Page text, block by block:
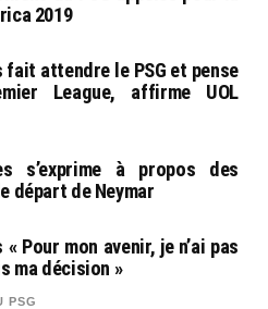
2019
fait attendre le PSG et pense
League, affirme UOL
s’exprime à propos des
départ de Neymar
« Pour mon avenir, je n’ai pas
ma décision »
PSG